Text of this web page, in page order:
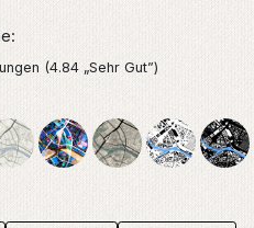
(4.84 „Sehr Gut”)